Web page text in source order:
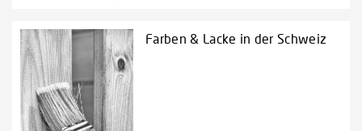
Farben & Lacke in der Schweiz